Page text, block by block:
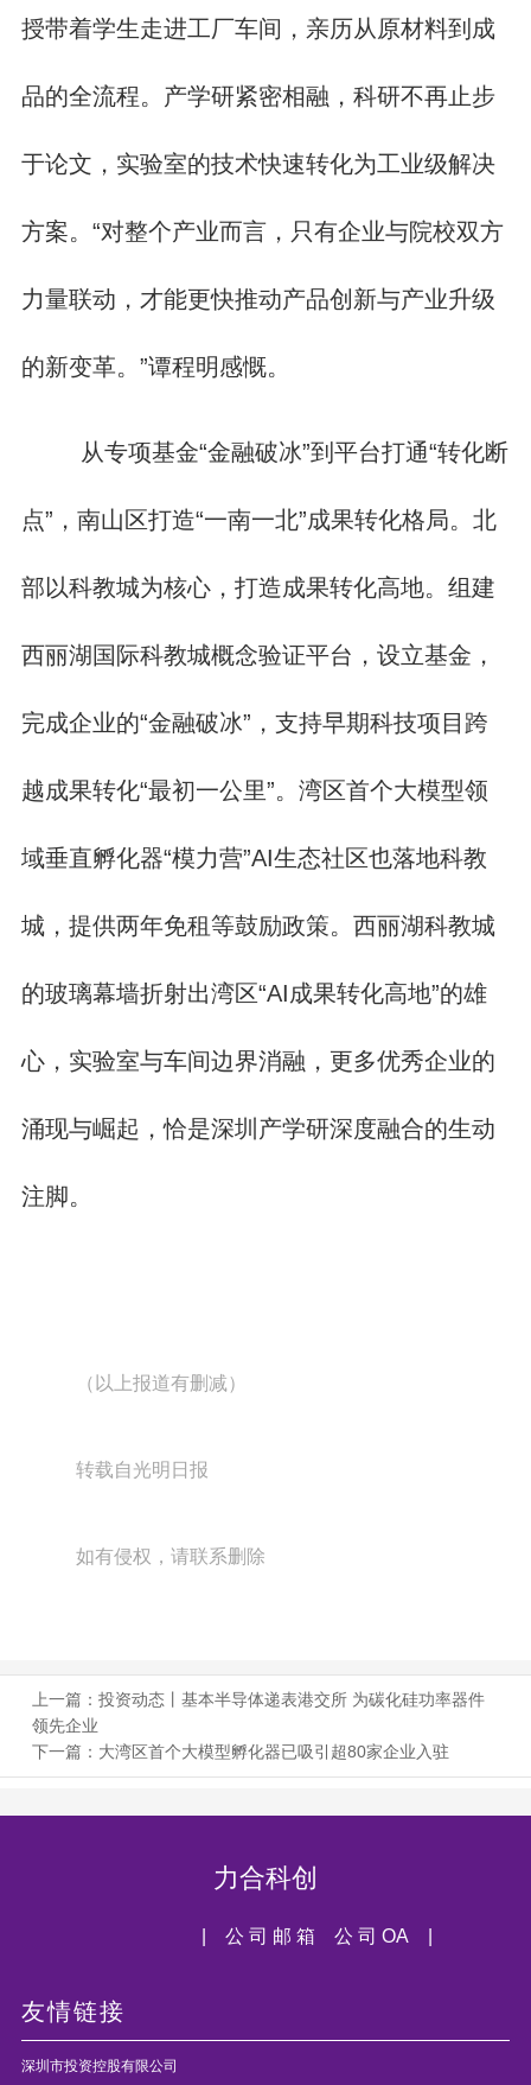
授带着学生走进工厂车间，亲历从原材料到成
品的全流程。产学研紧密相融，科研不再止步
于论文，实验室的技术快速转化为工业级解决
方案。“对整个产业而言，只有企业与院校双方
力量联动，才能更快推动产品创新与产业升级
的新变革。”谭程明感慨。
从专项基金“金融破冰”到平台打通“转化断
点”，南山区打造“一南一北”成果转化格局。北
部以科教城为核心，打造成果转化高地。组建
西丽湖国际科教城概念验证平台，设立基金，
完成企业的“金融破冰”，支持早期科技项目跨
越成果转化“最初一公里”。湾区首个大模型领
域垂直孵化器“模力营”AI生态社区也落地科教
城，提供两年免租等鼓励政策。西丽湖科教城
的玻璃幕墙折射出湾区“AI成果转化高地”的雄
心，实验室与车间边界消融，更多优秀企业的
涌现与崛起，恰是深圳产学研深度融合的生动
注脚。
（以上报道有删减）
转载自光明日报
如有侵权，请联系删除
上一篇： 投资动态丨基本半导体递表港交所 为碳化硅功率器件
领先企业
下一篇： 大湾区首个大模型孵化器已吸引超80家企业入驻
力合科创
公 司 OA |
| 公 司 邮 箱
友情链接
深圳市投资控股有限公司